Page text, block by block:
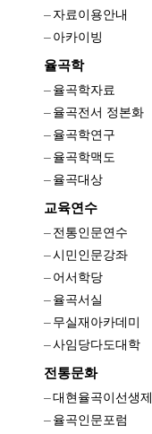
자료이용안내
아카이빙
율곡학
율곡학자료
율곡전서 정본화
율곡학연구
율곡학맥도
율곡대상
교육연수
전통인문연수
시민인문강좌
어서학당
율곡서실
무실재아카데미
사임당다도대학
전통문화
대현율곡이선생제
율곡인문포럼